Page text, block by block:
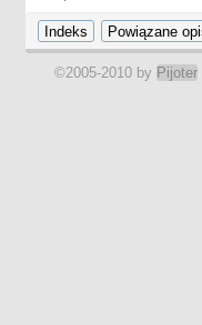
©2005-2010 by Pijoter